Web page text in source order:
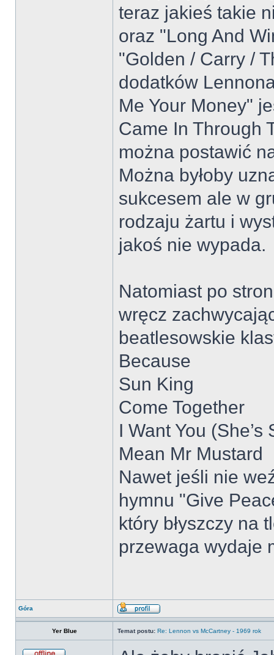
teraz jakieś takie
oraz "Long And
"Golden / Carry /
dodatków
Me Your Money"
Came In Through
można postawić
Można byłoby
sukcesem ale w
rodzaju żartu i
jakoś nie wypada.
Natomiast po
wręcz
beatlesowskie
Because
Sun King
Come Together
I Want You (She’s
Mean Mr Mustard
Nawet jeśli nie
hymnu "Give
który błyszczy na
przewaga wydaje
Góra
Yer Blue Temat postu: Re: Lennon vs McCartney - 1969 rok